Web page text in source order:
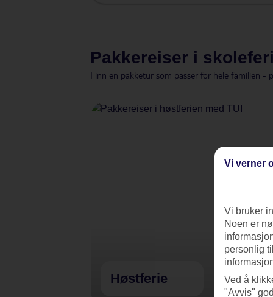
Pakkereiser i
Finn en pakketur som passer for hele familien -
Høstferie
Vi verner
Vi bruker
Noen er
personlig
Ved å
"Avvis"